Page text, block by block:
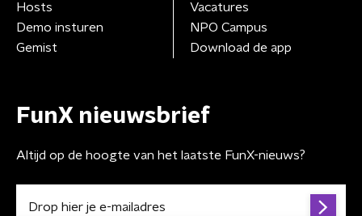
Hosts
Demo insturen
Gemist
Vacatures
NPO Campus
Download de app
FunX nieuwsbrief
Altijd op de hoogte van het laatste FunX-nieuws?